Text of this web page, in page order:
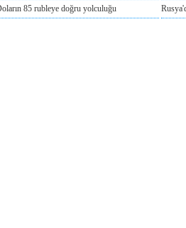
85 rubleye doğru yolculuğu